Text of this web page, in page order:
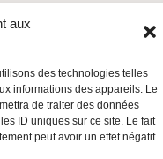
aux
des technologies telles
informations des appareils. Le
de traiter des données
ID uniques sur ce site. Le fait
peut avoir un effet négatif
Sanctions, la réponse